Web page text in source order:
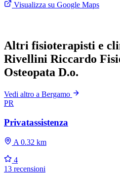
Visualizza su Google Maps
Altri fisioterapisti e
Rivellini Riccardo
Osteopata D.o.
Vedi altro a Bergamo
PR
Privatassistenza
A 0.32 km
4
13 recensioni